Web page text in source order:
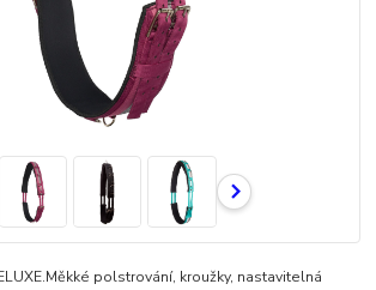
polstrování, kroužky, nastavitelná